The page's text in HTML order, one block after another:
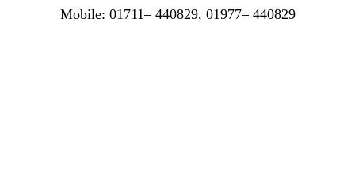
Mobile: 01711– 440829, 01977– 440829